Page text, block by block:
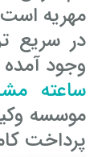
مهریه
در سریع
وجود آمده
ساعته
موسسه
پرداخت